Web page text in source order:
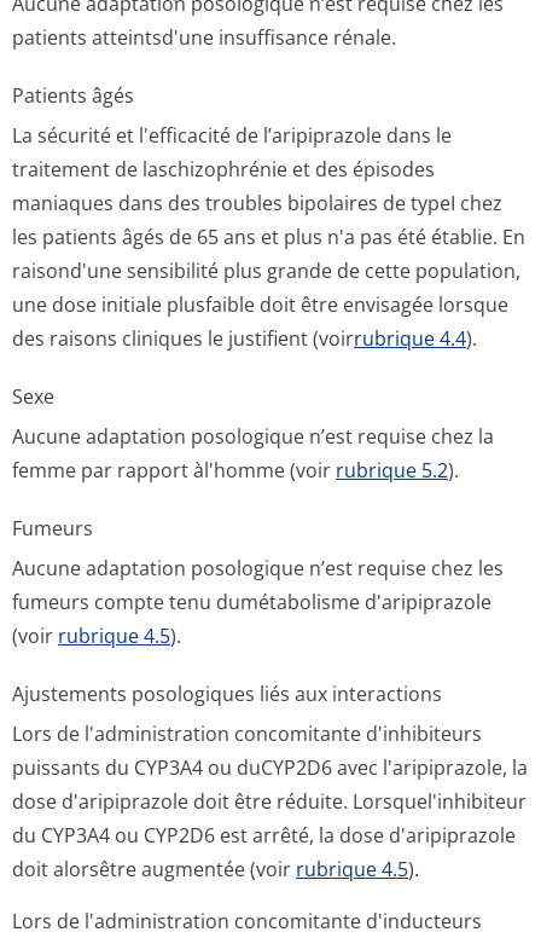
patients atteintsd'une insuffisance rénale.
Patients âgés
La sécurité et l'efficacité de l’aripiprazole dans le
traitement de laschizophrénie et des épisodes
maniaques dans des troubles bipolaires de typeI chez
les patients âgés de 65 ans et plus n'a pas été établie. En
raisond'une sensibilité plus grande de cette population,
une dose initiale plusfaible doit être envisagée lorsque
des raisons cliniques le justifient (voirrubrique 4.4).
Sexe
Aucune adaptation posologique n’est requise chez la
femme par rapport àl'homme (voir rubrique 5.2).
Fumeurs
Aucune adaptation posologique n’est requise chez les
fumeurs compte tenu dumétabolisme d'aripiprazole
(voir rubrique 4.5).
Ajustements posologiques liés aux interactions
Lors de l'administration concomitante d'inhibiteurs
puissants du CYP3A4 ou duCYP2D6 avec l'aripiprazole, la
dose d'aripiprazole doit être réduite. Lorsquel'inhibiteur
du CYP3A4 ou CYP2D6 est arrêté, la dose d'aripiprazole
doit alorsêtre augmentée (voir rubrique 4.5).
Lors de l'administration concomitante d'inducteurs